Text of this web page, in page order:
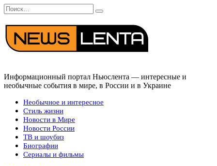
Перейти
к
содержанию
Search
for:
Информационный портал Ньюслента — интересные и
необычные события в мире, в России и в Украине
Необычное и интересное
Стиль жизни
Новости в Мире
Новости России
ТВ и шоубиз
Биографии
Сериалы и фильмы